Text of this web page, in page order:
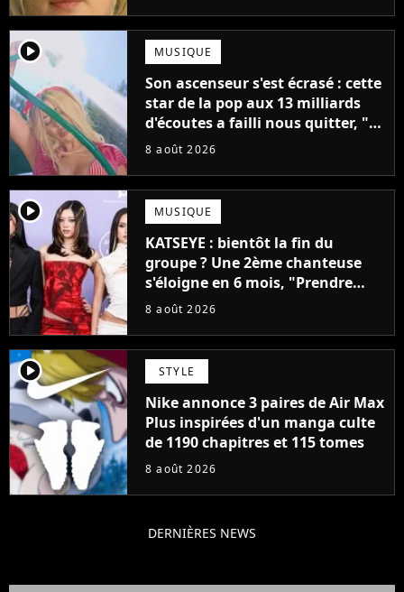
player2 MUSIQUE
Son ascenseur s'est écrasé : cette
star de la pop aux 13 milliards
d'écoutes a failli nous quitter, "Je
pensais ne plus jamais chanter"
8 août 2026
player2 MUSIQUE
KATSEYE : bientôt la fin du
groupe ? Une 2ème chanteuse
s'éloigne en 6 mois, "Prendre
cette décision n’a pas été facile"
8 août 2026
player2 STYLE
Nike annonce 3 paires de Air Max
Plus inspirées d'un manga culte
de 1190 chapitres et 115 tomes
8 août 2026
DERNIÈRES NEWS